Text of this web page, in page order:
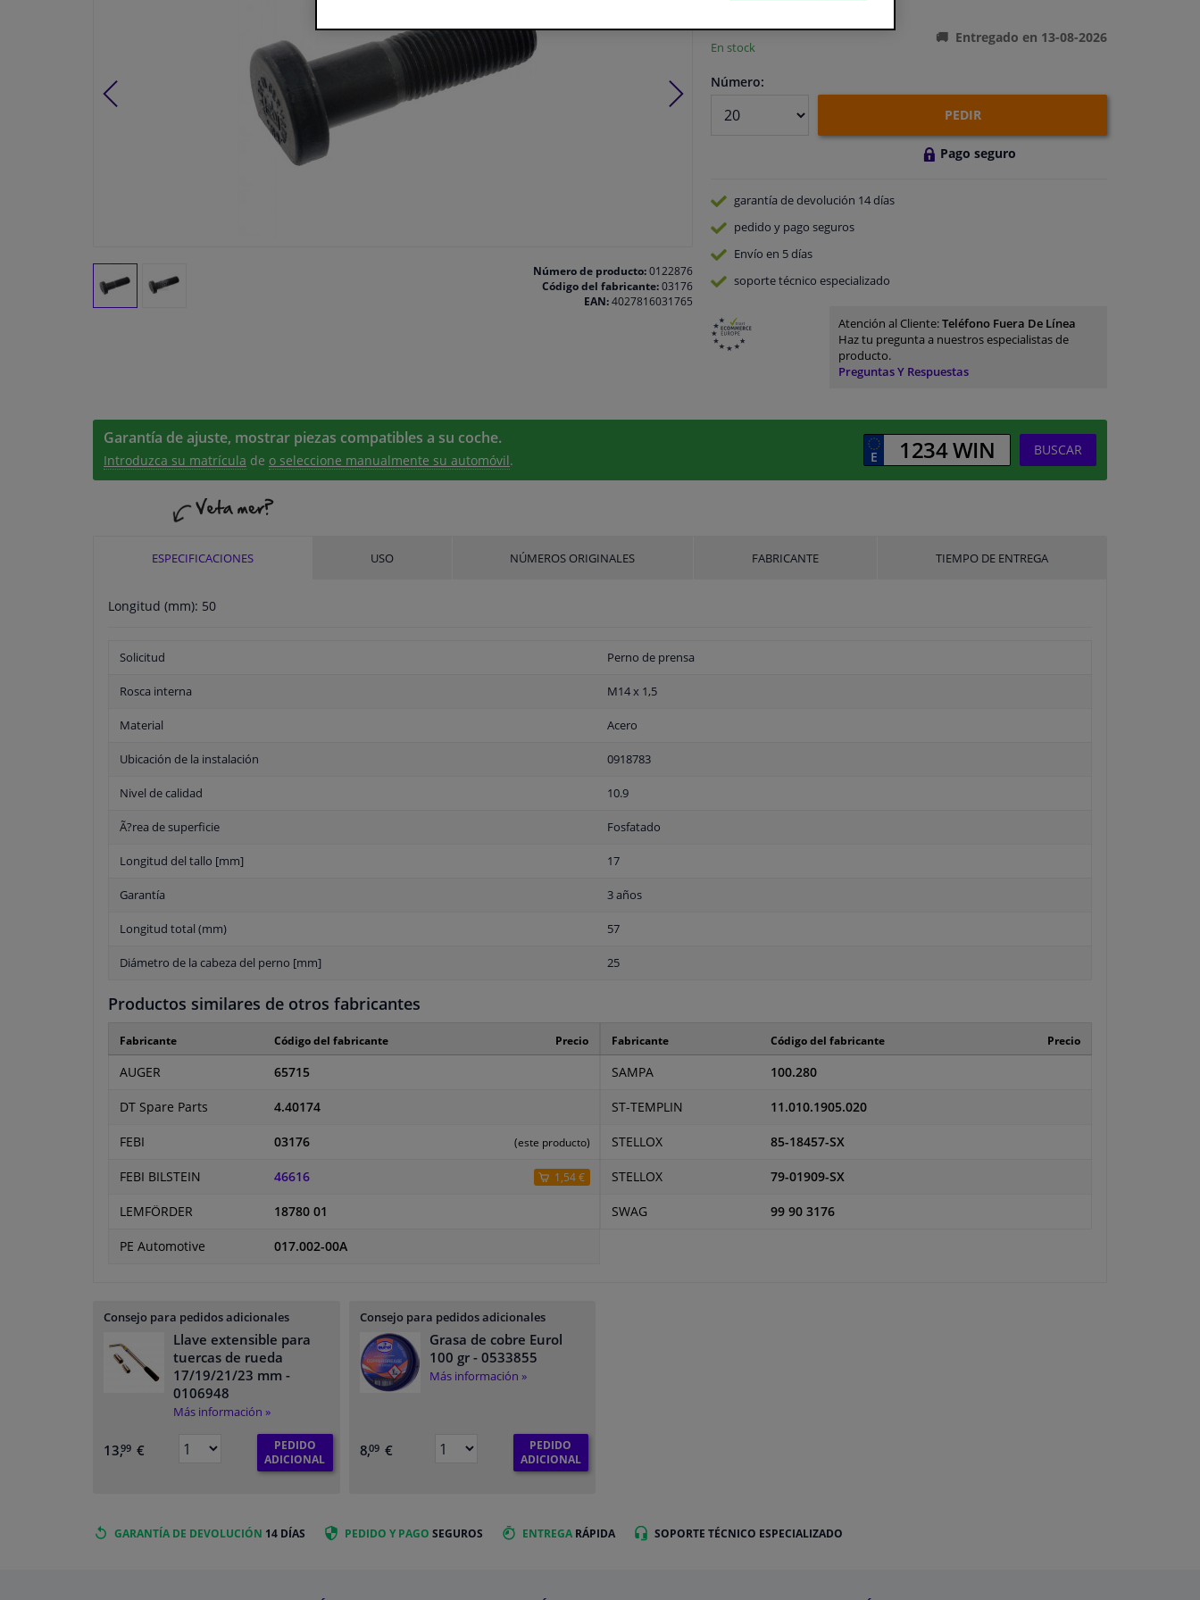
Número de producto:0122876
Código del fabricante:03176
EAN:4027816031765
En stock
Entregado en 13-08-2026
Número:
PEDIR
Pago seguro
garantía de devolución 14 días
pedido y pago seguros
Envío en 5 días
soporte técnico especializado
Atención al Cliente:Teléfono Fuera De Línea
Haz tu pregunta a nuestros especialistas de
producto.
Preguntas Y Respuestas
Garantía de ajuste, mostrar piezas compatibles a su coche.
Introduzca su matrícula de o seleccione manualmente su automóvil.
BUSCAR
ESPECIFICACIONES USO NÚMEROS ORIGINALES FABRICANTE TIEMPO DE ENTREGA
Longitud (mm): 50
Solicitud Perno de prensa
Rosca interna M14 x 1,5
Material Acero
Ubicación de la instalación 0918783
Nivel de calidad 10.9
Ã?rea de superficie Fosfatado
Longitud del tallo [mm] 17
Garantía 3 años
Longitud total (mm) 57
Diámetro de la cabeza del perno [mm] 25
Productos similares de otros fabricantes
Fabricante Código del fabricante Precio
AUGER 65715
DT Spare Parts 4.40174
FEBI 03176 (este producto)
FEBI BILSTEIN 46616 1,54 €
LEMFÖRDER 18780 01
PE Automotive 017.002-00A
Fabricante Código del fabricante Precio
SAMPA 100.280
ST-TEMPLIN 11.010.1905.020
STELLOX 85-18457-SX
STELLOX 79-01909-SX
SWAG 99 90 3176
Consejo para pedidos adicionales
Llave extensible para
tuercas de rueda
17/19/21/23 mm -
0106948
Más información »
13,99 €
PEDIDO
ADICIONAL
Consejo para pedidos adicionales
Grasa de cobre Eurol
100 gr- 0533855
Más información »
8,09 €
PEDIDO
ADICIONAL
GARANTÍA DE DEVOLUCIÓN 14 DÍAS PEDIDO Y PAGO SEGUROS ENTREGA RÁPIDA SOPORTE TÉCNICO ESPECIALIZADO